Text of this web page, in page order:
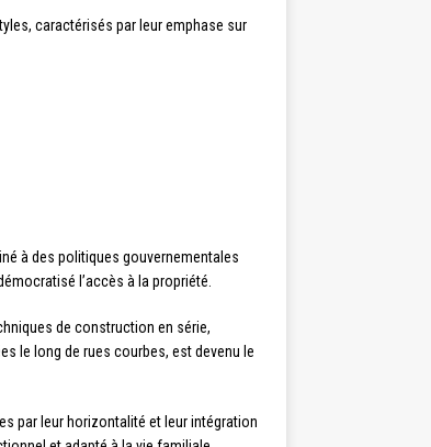
caractérisés par leur emphase sur
à des politiques gouvernementales
l’accès à la propriété.
de construction en série,
le long de rues courbes, est devenu le
par leur horizontalité et leur intégration